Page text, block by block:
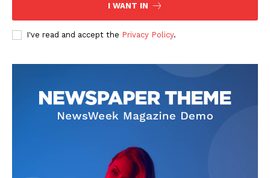
SUBSCRIBE NOW
I WANT IN
I've read and accept the Privacy Policy.